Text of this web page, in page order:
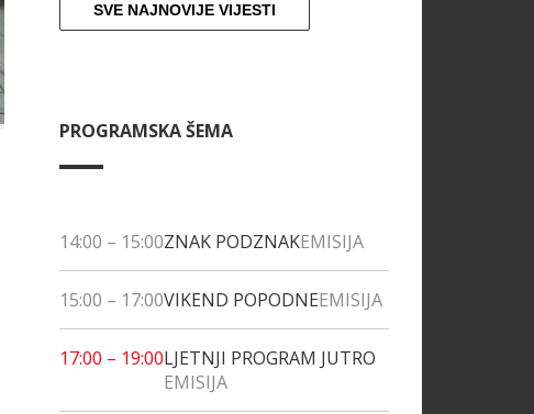
SVE NAJNOVIJE VIJESTI
PROGRAMSKA ŠEMA
14:00 – 15:00ZNAK PODZNAKEMISIJA
15:00 – 17:00VIKEND POPODNEEMISIJA
17:00 – 19:00LJETNJI PROGRAM JUTRO
EMISIJA